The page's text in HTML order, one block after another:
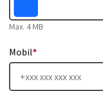
Max. 4 MB
Mobil*